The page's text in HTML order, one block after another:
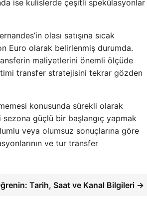
ise kulislerde çeşitli spekülasyonlar
olası satışına sıcak
Euro olarak belirlenmiş durumda.
maliyetlerini önemli ölçüde
transfer stratejisini tekrar gözden
konusunda sürekli olarak
sezona güçlü bir başlangıç yapmak
veya olumsuz sonuçlarına göre
ve tur transfer
Tarih, Saat ve Kanal Bilgileri →